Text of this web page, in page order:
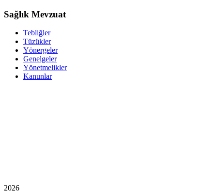
Sağlık Mevzuat
Tebliğler
Tüzükler
Yönergeler
Genelgeler
Yönetmelikler
Kanunlar
2026